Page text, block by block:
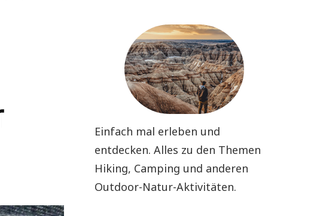
Einfach mal erleben und
entdecken. Alles zu den Themen
Hiking, Camping und anderen
Outdoor-Natur-Aktivitäten.